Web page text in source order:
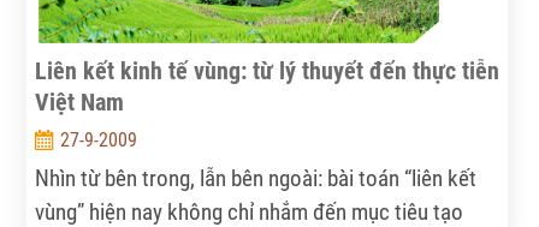
Liên kết kinh tế vùng: từ lý thuyết đến thực tiễn
Việt Nam
27-9-2009
Nhìn từ bên trong, lẫn bên ngoài: bài toán “liên kết
vùng” hiện nay không chỉ nhắm đến mục tiêu tạo